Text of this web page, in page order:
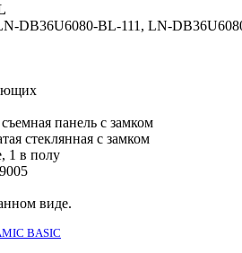
DB36U6080-BL-111, LN-
панель с замком
стеклянная с замком
1 в полу
виде.
BASIC